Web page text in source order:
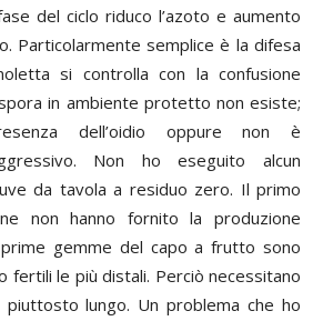
del ciclo riduco l’azoto e aumento
Particolarmente semplice è la difesa
si controlla con la confusione
in ambiente protetto non esiste;
dell’oidio oppure non è
Non ho eseguito alcun
da tavola a residuo zero. Il primo
non hanno fornito la produzione
gemme del capo a frutto sono
fertili le più distali. Perciò necessitano
lungo. Un problema che ho